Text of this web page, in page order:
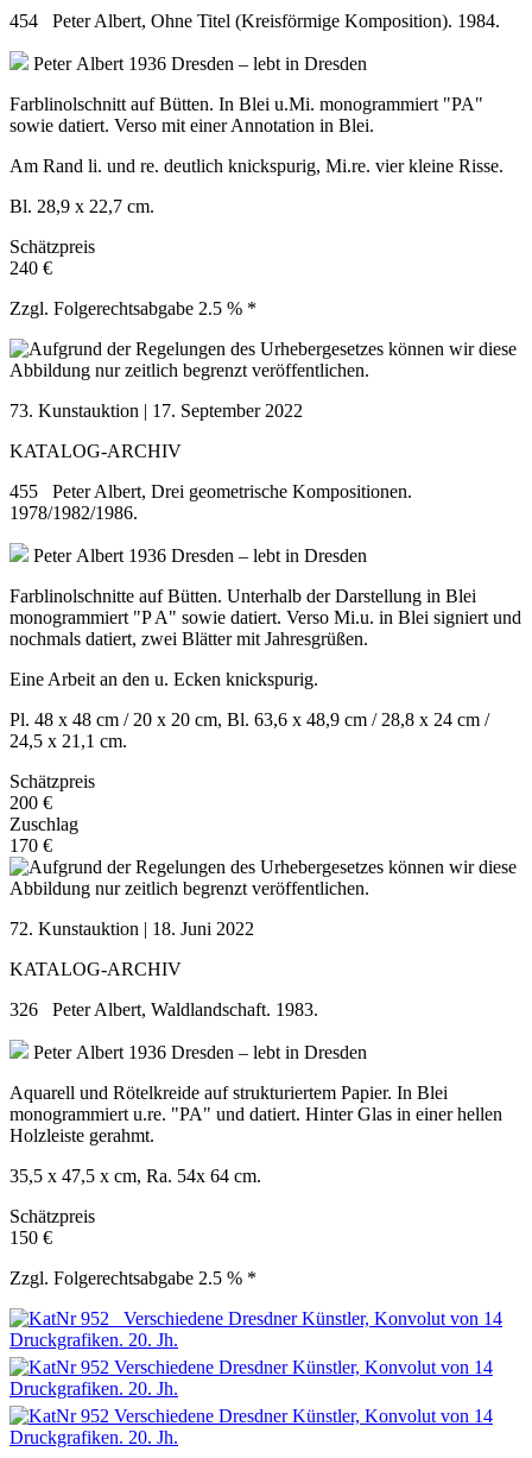
454 Peter Albert, Ohne Titel (Kreisförmige Komposition). 1984.
Peter Albert 1936 Dresden – lebt in Dresden
Farblinolschnitt auf Bütten. In Blei u.Mi. monogrammiert "PA"
sowie datiert. Verso mit einer Annotation in Blei.
Am Rand li. und re. deutlich knickspurig, Mi.re. vier kleine Risse.
Bl. 28,9 x 22,7 cm.
Schätzpreis
240 €
Zzgl. Folgerechtsabgabe 2.5 % *
73. Kunstauktion | 17. September 2022
KATALOG-ARCHIV
455 Peter Albert, Drei geometrische Kompositionen.
1978/1982/1986.
Peter Albert 1936 Dresden – lebt in Dresden
Farblinolschnitte auf Bütten. Unterhalb der Darstellung in Blei
monogrammiert "P A" sowie datiert. Verso Mi.u. in Blei signiert und
nochmals datiert, zwei Blätter mit Jahresgrüßen.
Eine Arbeit an den u. Ecken knickspurig.
Pl. 48 x 48 cm / 20 x 20 cm, Bl. 63,6 x 48,9 cm / 28,8 x 24 cm /
24,5 x 21,1 cm.
Schätzpreis
200 €
Zuschlag
170 €
72. Kunstauktion | 18. Juni 2022
KATALOG-ARCHIV
326 Peter Albert, Waldlandschaft. 1983.
Peter Albert 1936 Dresden – lebt in Dresden
Aquarell und Rötelkreide auf strukturiertem Papier. In Blei
monogrammiert u.re. "PA" und datiert. Hinter Glas in einer hellen
Holzleiste gerahmt.
35,5 x 47,5 x cm, Ra. 54x 64 cm.
Schätzpreis
150 €
Zzgl. Folgerechtsabgabe 2.5 % *